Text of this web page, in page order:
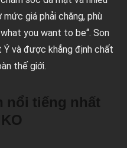
giá phải chăng, phù
you want to be“. Son
Ý và được khẳng định chất
thế giới.
nổi tiếng nhất